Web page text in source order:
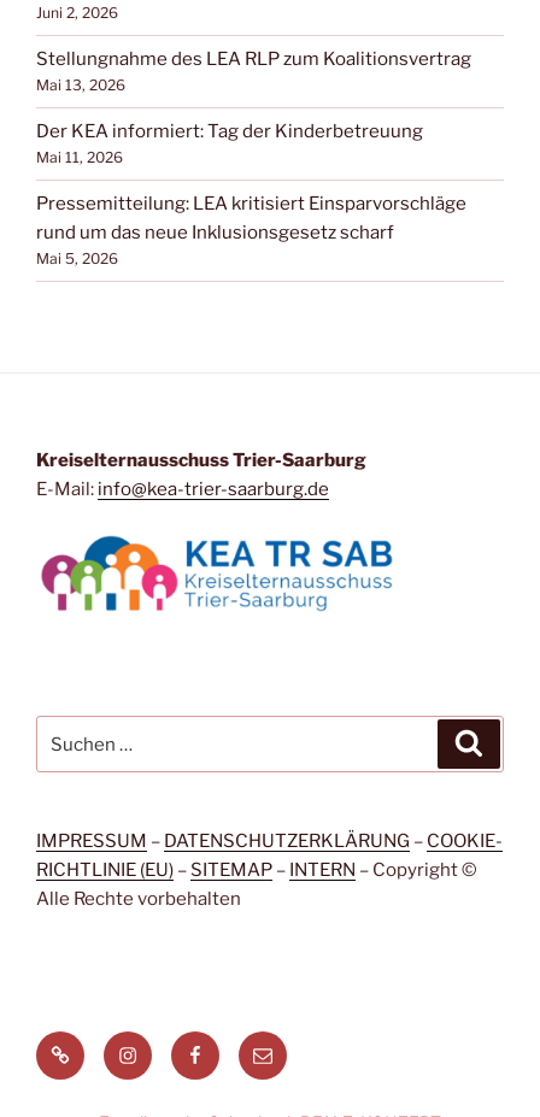
Juni 2, 2026
Stellungnahme des LEA RLP zum Koalitionsvertrag
Mai 13, 2026
Der KEA informiert: Tag der Kinderbetreuung
Mai 11, 2026
Pressemitteilung: LEA kritisiert Einsparvorschläge
rund um das neue Inklusionsgesetz scharf
Mai 5, 2026
Kreiselternausschuss Trier-Saarburg
E-Mail: info@kea-trier-saarburg.de
nach:
IMPRESSUM – DATENSCHUTZERKLÄRUNG – COOKIE-
RICHTLINIE (EU) – SITEMAP – INTERN – Copyright ©
Alle Rechte vorbehalten
Signal
Messenger
InstagramFacebookMenüeintrag